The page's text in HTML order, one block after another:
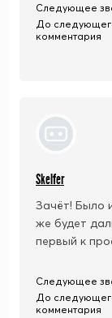
Следующее
До
комментария
Skelfer
Зачёт! Было
же будет
первый к
Следующее
До
комментария